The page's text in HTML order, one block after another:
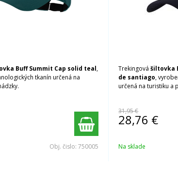
Buff Summit Cap solid teal,
tkanín určená na
Obj. čislo:750005
Trekingová šiltovka
de santiago,
určená na turistiku a
31,95 €
28,76 €
Na sklade